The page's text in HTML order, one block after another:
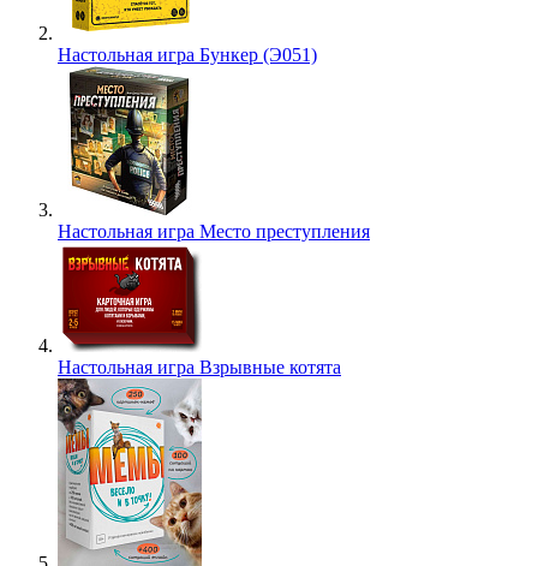
Настольная игра Бункер (Э051)
Настольная игра Место преступления
Настольная игра Взрывные котята